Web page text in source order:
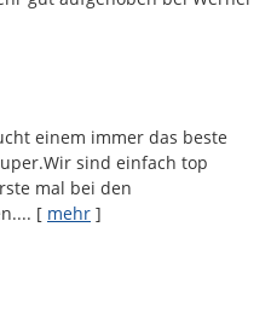
einem immer das beste
sind einfach top
mal bei den
[ mehr ]